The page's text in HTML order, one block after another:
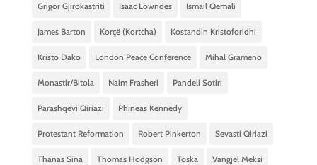
Grigor Gjirokastriti Isaac Lowndes Ismail Qemali
James Barton Korçë (Kortcha) Kostandin Kristoforidhi
Kristo Dako London Peace Conference Mihal Grameno
Monastir/Bitola Naim Frasheri Pandeli Sotiri
Parashqevi Qiriazi Phineas Kennedy
Protestant Reformation Robert Pinkerton Sevasti Qiriazi
Thanas Sina Thomas Hodgson Toska Vangjel Meksi